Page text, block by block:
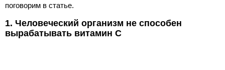
поговорим в статье.
1. Человеческий организм не способен
вырабатывать витамин С